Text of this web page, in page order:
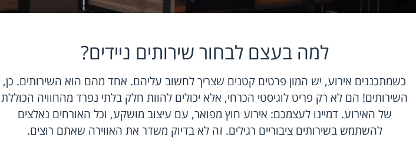
למה בעצם לבחור שירותים ניידים?
כשמתכננים אירוע, יש המון פרטים קטנים שצריך לחשוב עליהם. אחד מהם הוא השירותים. כן,
השירותים! הם לא רק פריט לוגיסטי הכרחי, אלא יכולים להוות חלק בלתי נפרד מהחוויה הכוללת
של האירוע. דמיינו לעצמכם: אירוע חוץ מפואר, עם עיצוב מושקע, וכל האורחים נאלצים
להשתמש בשירותים ציבוריים רגילים. זה לא בדיוק משדר את האווירה שאתם רוצים.